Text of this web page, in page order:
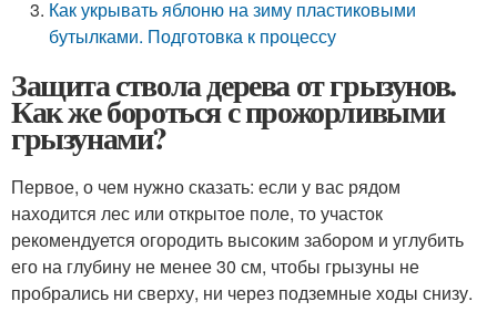
Как укрывать яблоню на зиму пластиковыми
бутылками. Подготовка к процессу
Защита ствола дерева от грызунов.
Как же бороться с прожорливыми
грызунами?
Первое, о чем нужно сказать: если у вас рядом
находится лес или открытое поле, то участок
рекомендуется огородить высоким забором и углубить
его на глубину не менее 30 см, чтобы грызуны не
пробрались ни сверху, ни через подземные ходы снизу.